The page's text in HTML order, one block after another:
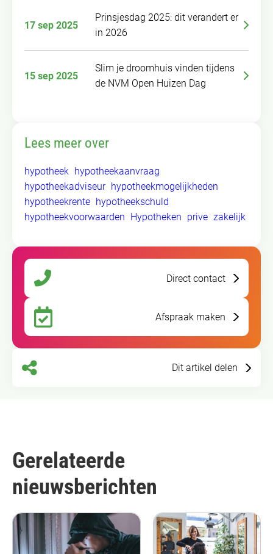
17 sep 2025
Prinsjesdag 2025: dit verandert er
in 2026
15 sep 2025
Slim je droomhuis vinden tijdens
de NVM Open Huizen Dag
Lees meer over
hypotheek hypotheekaanvraag
hypotheekadviseur hypotheekmogelijkheden
hypotheekrente hypotheekschuld
hypotheekvoorwaarden
Hypotheken prive zakelijk
Direct contact
Afspraak maken
Dit artikel delen
Gerelateerde
nieuwsberichten